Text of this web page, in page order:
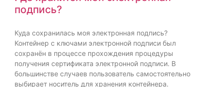
подпись?
Куда сохранилась моя электронная подпись?
Контейнер с ключами электронной подписи был
сохранён в процессе прохождения процедуры
получения сертификата электронной подписи. В
большинстве случаев пользователь самостоятельно
выбирает носитель для хранения контейнера.